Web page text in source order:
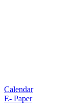
Calendar
E- Paper